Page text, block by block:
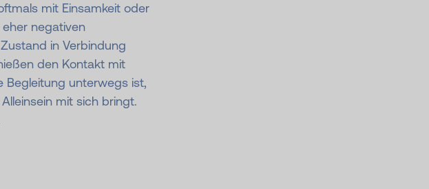
mit Einsamkeit oder
negativen
in Verbindung
den Kontakt mit
Begleitung unterwegs ist,
mit sich bringt.